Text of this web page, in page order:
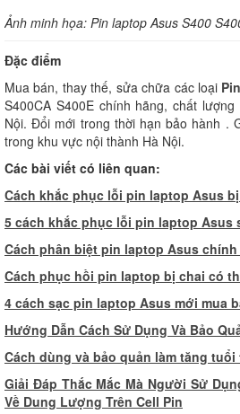
Ảnh minh họa: Pin laptop Asus S400
Đặc điểm
Mua bán, thay thế, sửa chữa các loại
S400CA S400E chính hãng, chất
Nội. Đổi mới trong thời hạn bảo hành .
trong khu vực nội thành Hà Nội.
Các bài viết có liên quan:
Cách khắc phục lỗi pin laptop Asus
5 cách khắc phục lỗi pin laptop Asus
Cách phân biệt pin laptop Asus chính
Cách phục hồi pin laptop bị chai có
4 cách sạc pin laptop Asus mới mua
Hướng Dẫn Cách Sử Dụng Và Bảo
Cách dùng và bảo quản làm tăng
Giải Đáp Thắc Mắc Mà Người Sử
Về Dung Lượng Trên Cell Pin